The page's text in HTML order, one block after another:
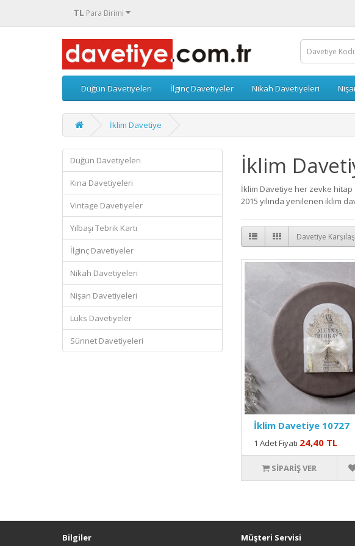
TL Para Birimi
Düğün Davetiyeleri İlginç Davetiyeler Nikah Davetiyeleri
İklim Davetiye
Düğün Davetiyeleri
Kına Davetiyeleri
Vintage Davetiyeler
Yılbaşı Tebrik Kartı
İlginç Davetiyeler
Nikah Davetiyeleri
Nişan Davetiyeleri
Lüks Davetiyeler
Sünnet Davetiyeleri
İklim
İklim Davetiye her zevke hitap
2015 yılında yenilenen iklim
Davetiye
İklim Davetiye 10727
1 Adet Fiyatı 24,40 TL
SIPARIŞ VER
Bilgiler Müşteri Servisi